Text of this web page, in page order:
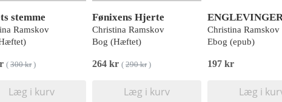
stemme
Ramskov
( 300 kr)
Læg i kurv
Fønixens Hjerte
Christina Ramskov
Bog (Hæftet)
264 kr ( 290 kr)
Læg i kurv
Christina Ramskov
Ebog (epub)
197 kr
Læg i